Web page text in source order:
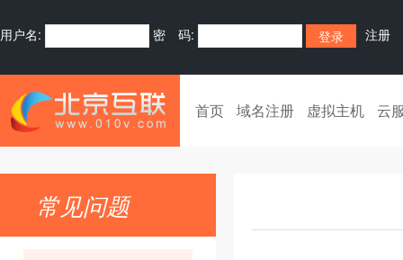
用户名: 密 码: 注册
首页 域名注册 虚拟主机 云
常见问题